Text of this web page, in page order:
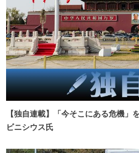
【独自連載】「今そこにある危機
ビニシウス氏